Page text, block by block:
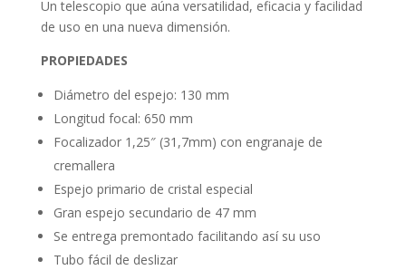
Un telescopio que aúna versatilidad, eficacia y facilidad
de uso en una nueva dimensión.
PROPIEDADES
Diámetro del espejo: 130 mm
Longitud focal: 650 mm
Focalizador 1,25″ (31,7mm) con engranaje de
cremallera
Espejo primario de cristal especial
Gran espejo secundario de 47 mm
Se entrega premontado facilitando así su uso
Tubo fácil de deslizar